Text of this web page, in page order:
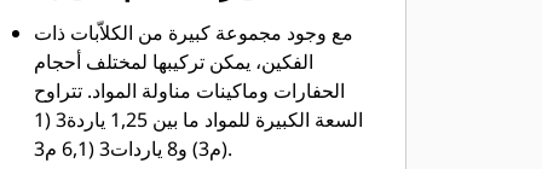
مع وجود مجموعة كبيرة من الكلاّبات ذات
الفكين، يمكن تركيبها لمختلف أحجام
الحفارات وماكينات مناولة المواد. تتراوح
السعة الكبيرة للمواد ما بين 1,25 ياردة3 (1
م3) و8 ياردات3 (6,1 م3).